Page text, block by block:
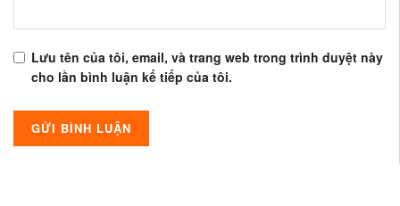
Lưu tên của tôi, email, và trang web trong trình duyệt này
cho lần bình luận kế tiếp của tôi.